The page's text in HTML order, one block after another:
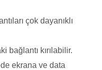
çok dayanıklı
bağlantı kırılabilir.
ekrana ve data